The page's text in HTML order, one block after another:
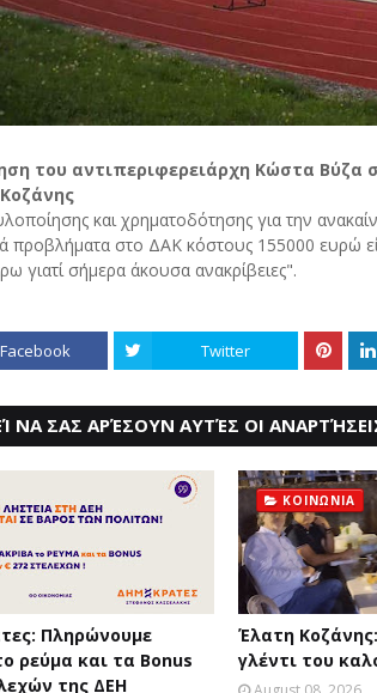
του αντιπεριφερειάρχη Κώστα Βύζα
και χρηματοδότησης για την
προβλήματα στο ΔΑΚ κόστους 155000
γιατί σήμερα άκουσα ανακρίβειες".
Facebook Twitter
ΝΑ ΣΑΣ ΑΡΈΣΟΥΝ ΑΥΤΈΣ ΟΙ
Πληρώνουμε
ρεύμα και τα Bonus
της ΔΕΗ
ΚΟΙΝΩΝΙΑ
Έλατη
γλέντι του